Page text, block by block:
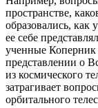
пространстве,
образовались, как
ее себе
ученные
представлении о
из космического
затрагивает
орбитального